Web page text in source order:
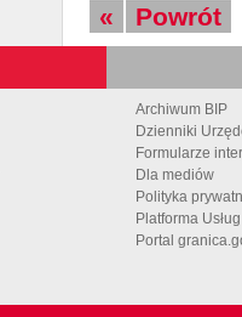
« Powrót
Archiwum BIP
Dzienniki
Formularze
Dla mediów
Polityka
Platforma
Portal